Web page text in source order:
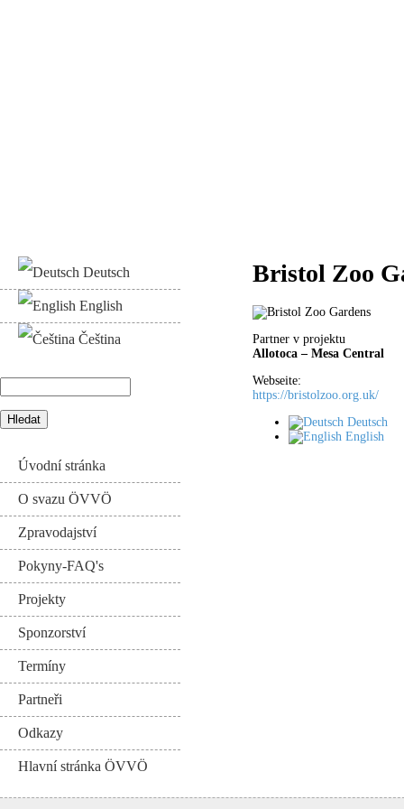
Deutsch
English
Čeština
Vyhledávání
Úvodní stránka
O svazu ÖVVÖ
Zpravodajství
Pokyny-FAQ's
Projekty
Sponzorství
Termíny
Partneři
Odkazy
Hlavní stránka ÖVVÖ
Bristol Zoo
Partner v projektu
Allotoca – Mesa Central
Webseite:
https://bristolzoo.org.uk/
Deutsch
English